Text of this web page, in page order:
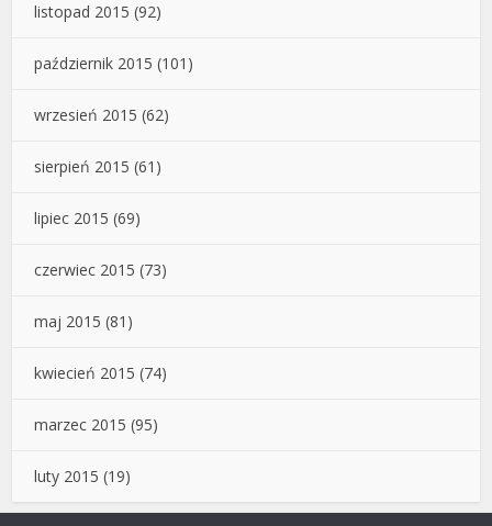
listopad 2015 (92)
październik 2015 (101)
wrzesień 2015 (62)
sierpień 2015 (61)
lipiec 2015 (69)
czerwiec 2015 (73)
maj 2015 (81)
kwiecień 2015 (74)
marzec 2015 (95)
luty 2015 (19)